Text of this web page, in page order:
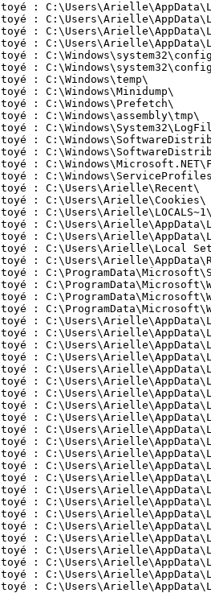
:
:
:
:
:
:
: C:\Windows\temp\
: C:\Windows\Minidump\
: C:\Windows\Prefetch\
: C:\Windows\assembly\tmp\
:
:
:
:
:
: C:\Users\Arielle\Recent\
: C:\Users\Arielle\Cookies\
:
:
:
: C:\Users\Arielle\Local
:
:
:
:
:
:
:
:
:
:
:
:
:
:
:
:
:
:
:
:
:
:
:
:
:
:
:
: